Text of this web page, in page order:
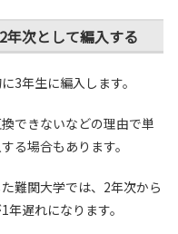
次として編入する
3年生に編入します。
できないなどの理由で単
る場合もあります。
難関大学では、2年次から
遅れになります。